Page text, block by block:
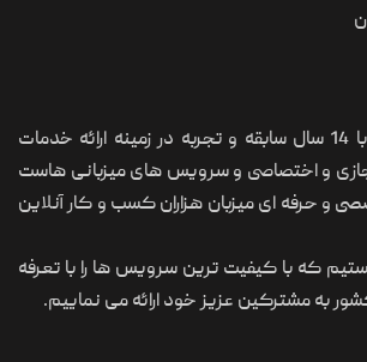
شرکت قائم هاست با 14 سال سابقه و تجربه در زمینه ارائه خدمات
و اختصاصی و سرویس های میزبانی هاست
و حرفه ای میزبان هزاران کسب و کار آنلاین
که با کیفیت ترین سرویس ها را با تعرفه
به مشترکین عزیز خود ارائه می نماییم.